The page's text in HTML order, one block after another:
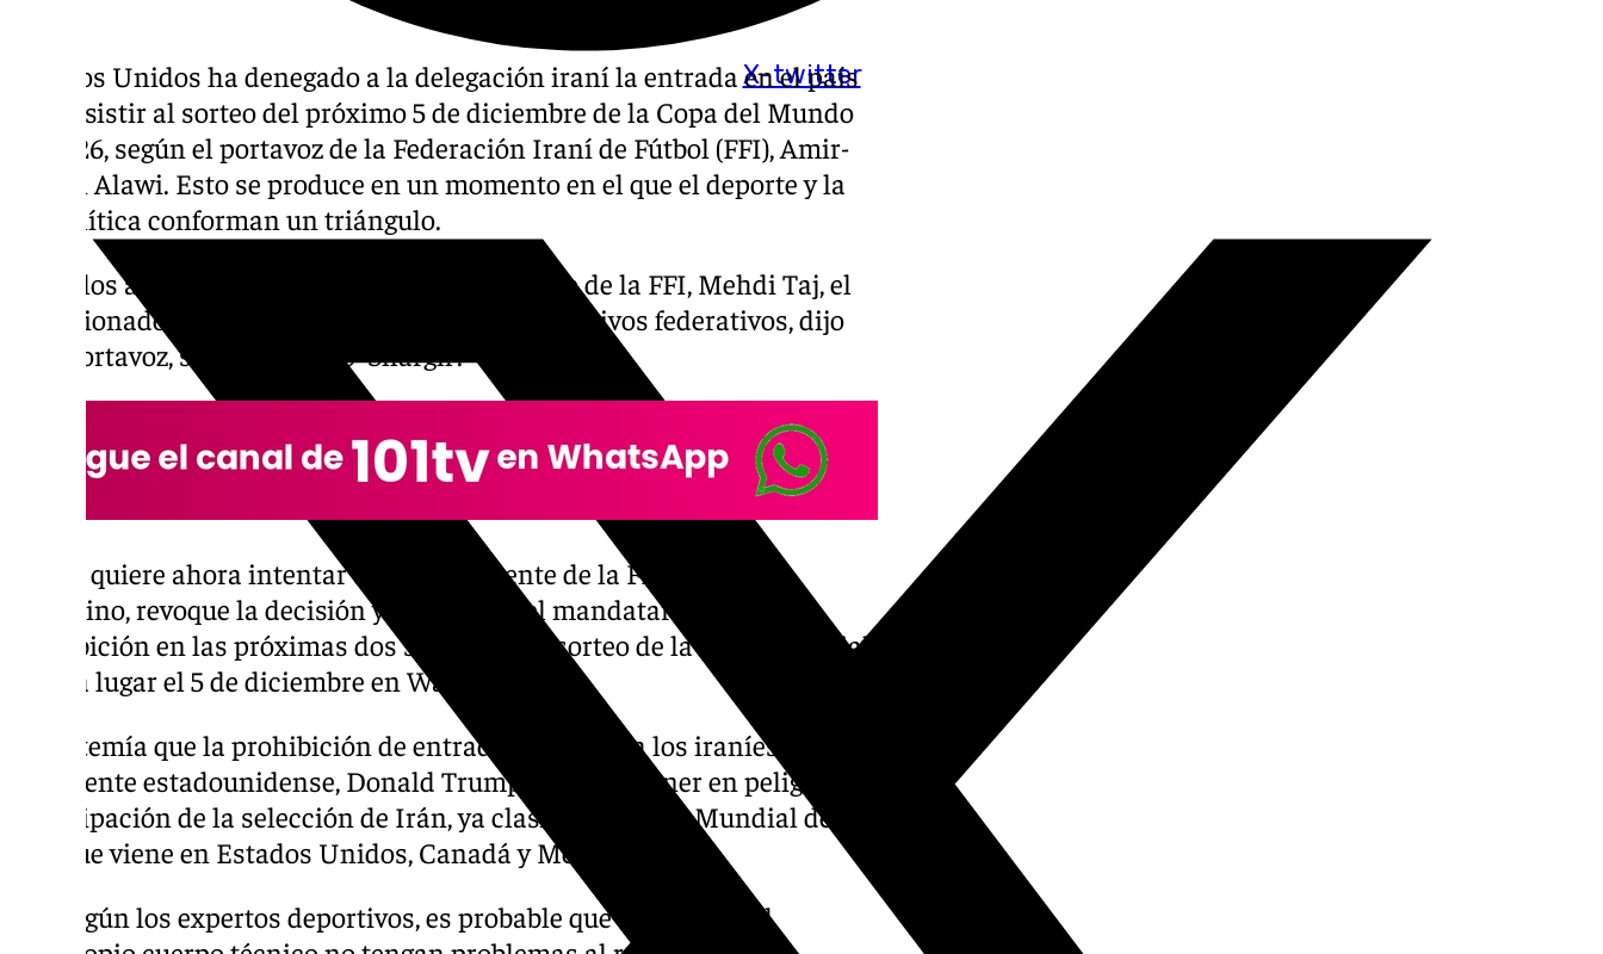
X-twitter
Estados Unidos ha denegado a la delegación iraní la entrada en el país
para asistir al sorteo del próximo 5 de diciembre de la Copa del Mundo
de 2026, según el portavoz de la Federación Iraní de Fútbol (FFI), Amir-
Mehdi Alawi. Esto se produce en un momento en el que el deporte y la
geopolítica conforman un triángulo.
Entre los afectados se encuentran el presidente de la FFI, Mehdi Taj, el
seleccionador Amir Ghalenoei y otros siete directivos federativos, dijo
este portavoz, según el diario ‘Shargh’.
La FFI quiere ahora intentar que el presidente de la FIFA, Gianni
Infantino, revoque la decisión y espera que el mandatario levante la
prohibición en las próximas dos semanas. El sorteo de la Copa Mundial
tendrá lugar el 5 de diciembre en Washington.
Ya se temía que la prohibición de entrada impuesta a los iraníes por el
presidente estadounidense, Donald Trump, pudiera poner en peligro la
participación de la selección de Irán, ya clasificada, en el Mundial del
año que viene en Estados Unidos, Canadá y México.
Según los expertos deportivos, es probable que el equipo y el